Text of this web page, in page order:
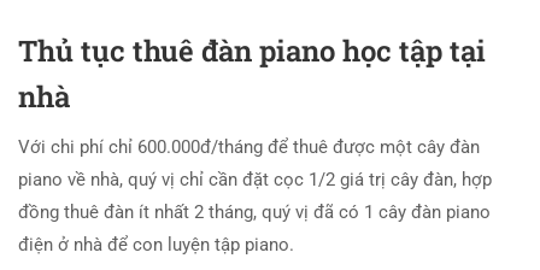
Thủ tục thuê đàn piano học tập tại
nhà
Với chi phí chỉ 600.000đ/tháng để thuê được một cây đàn
piano về nhà, quý vị chỉ cần đặt cọc 1/2 giá trị cây đàn, hợp
đồng thuê đàn ít nhất 2 tháng, quý vị đã có 1 cây đàn piano
điện ở nhà để con luyện tập piano.